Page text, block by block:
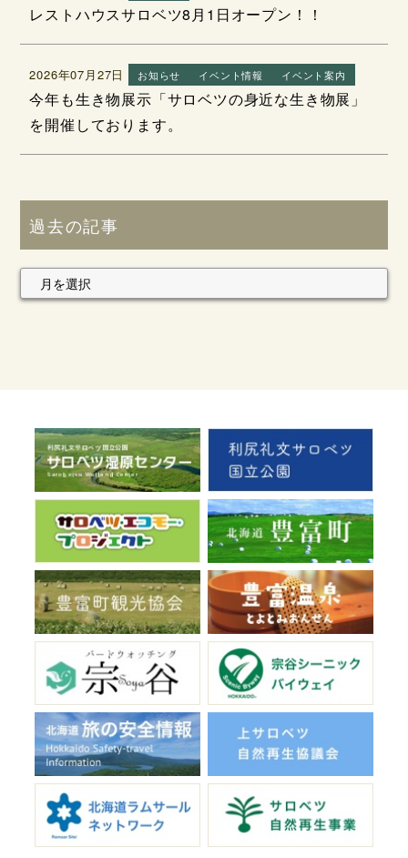
レストハウスサロベツ8月1日オープン！！
2026年07月27日 お知らせ イベント情報 イベント案内
今年も生き物展示「サロベツの身近な生き物展」
を開催しております。
過去の記事